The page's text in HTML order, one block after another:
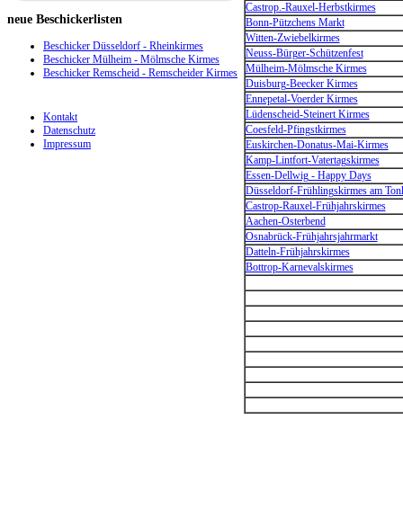
Castrop.-Rauxel-Herbstkirmes
Bonn-Pützchens Markt
Witten-Zwiebelkirmes
Neuss-Bürger-Schützenfest
Mülheim-Mölmsche Kirmes
Duisburg-Beecker Kirmes
Ennepetal-Voerder Kirmes
Lüdenscheid-Steinert Kirmes
Coesfeld-Pfingstkirmes
Euskirchen-Donatus-Mai-Kirmes
Kamp-Lintfort-Vatertagskirmes
Essen-Dellwig - Happy Days
Düsseldorf-Frühlingskirmes am
Castrop-Rauxel-Frühjahrskirmes
Aachen-Osterbend
Osnabrück-Frühjahrsjahrmarkt
Datteln-Frühjahrskirmes
Bottrop-Karnevalskirmes
neue Beschickerlisten
Beschicker Düsseldorf - Rheinkirmes
Beschicker Mülheim - Mölmsche Kirmes
Beschicker Remscheid - Remscheider Kirmes
Kontakt
Datenschutz
Impressum